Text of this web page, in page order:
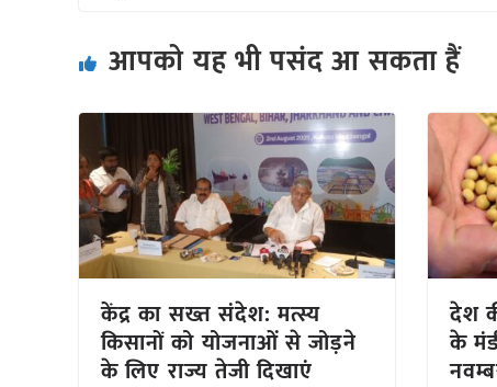
आपको यह भी पसंद आ सकता हैं
केंद्र का सख्त संदेश: मत्स्य
किसानों को योजनाओं से जोड़ने
के लिए राज्य तेजी दिखाएं
देश
के